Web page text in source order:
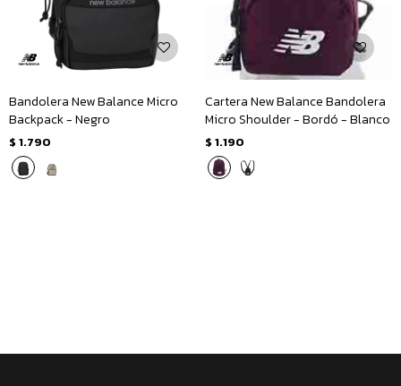
Bandolera New Balance Micro
Backpack - Negro
$ 1.790
Cartera New Balance Bandolera
Micro Shoulder - Bordó - Blanco
$ 1.190